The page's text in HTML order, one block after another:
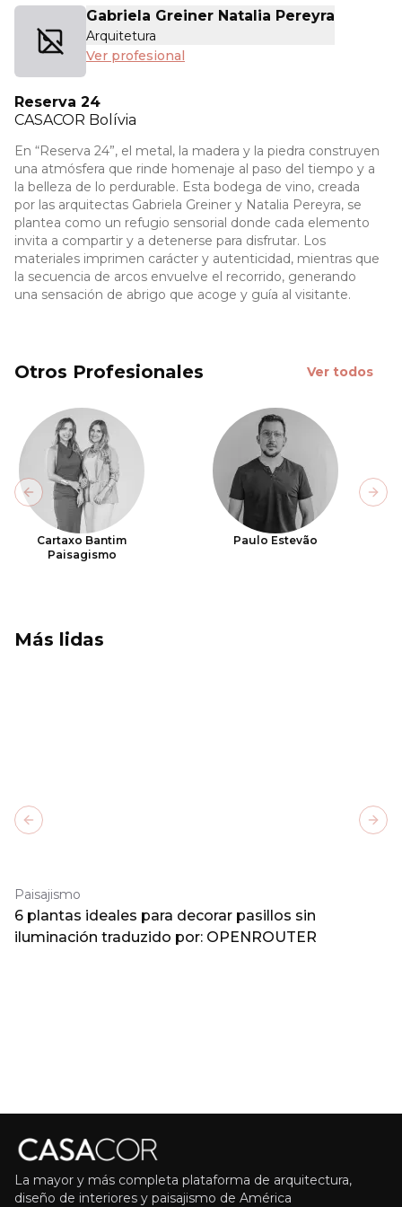
Gabriela Greiner Natalia Pereyra
Arquitetura
Ver profesional
Reserva 24
CASACOR Bolívia
En “Reserva 24”, el metal, la madera y la piedra construyen
una atmósfera que rinde homenaje al paso del tiempo y a
la belleza de lo perdurable. Esta bodega de vino, creada
por las arquitectas Gabriela Greiner y Natalia Pereyra, se
plantea como un refugio sensorial donde cada elemento
invita a compartir y a detenerse para disfrutar. Los
materiales imprimen carácter y autenticidad, mientras que
la secuencia de arcos envuelve el recorrido, generando
una sensación de abrigo que acoge y guía al visitante.
Otros Profesionales Ver todos
Cartaxo Bantim
Paisagismo
Paulo Estevão
Previous slide
Más lidas
Paisajismo
6 plantas ideales para decorar pasillos sin
iluminación traduzido por: OPENROUTER
Previous slide
La mayor y más completa plataforma de arquitectura,
diseño de interiores y paisajismo de América